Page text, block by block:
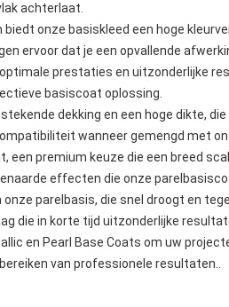
achterlaat.
biedt onze basiskleed een hoge
ervoor dat je een opvallende
optimale prestaties en uitzonderlijke
basiscoat oplossing.
dekking en een hoge dikte,
wanneer gemengd met
een premium keuze die een breed
effecten die onze
onze parelbasis, die snel droogt en
die in korte tijd uitzonderlijke
en Pearl Base Coats om uw
van professionele resultaten..